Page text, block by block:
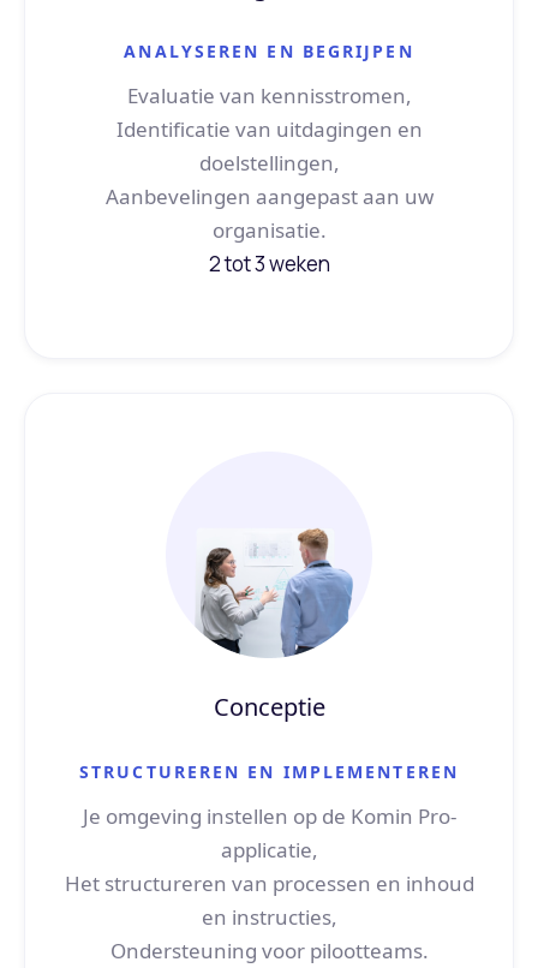
ANALYSEREN EN BEGRIJPEN
Evaluatie van kennisstromen,
Identificatie van uitdagingen en
doelstellingen,
Aanbevelingen aangepast aan uw
organisatie.
2 tot 3 weken
Conceptie
STRUCTUREREN EN IMPLEMENTEREN
Je omgeving instellen op de Komin Pro-
applicatie,
Het structureren van processen en inhoud
en instructies,
Ondersteuning voor pilootteams.